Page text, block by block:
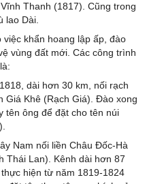
Thanh (1817). Cũng trong
lao Dài.
khẩn hoang lập ấp, đào
vùng đất mới. Các công trình
dài hơn 30 km, nối rạch
Giá Khê (Rạch Giá). Đào xong
tên ông để đặt cho tên núi
Nam nối liền Châu Đốc-Hà
Thái Lan). Kênh dài hơn 87
hiện từ năm 1819-1824